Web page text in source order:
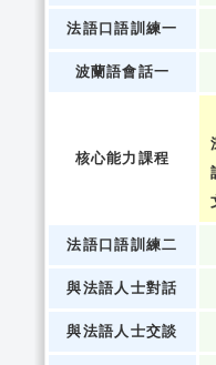
法語口語訓練一
波蘭語會話一
核心能力課程
法語口語訓練二
與法語人士對話
與法語人士交談